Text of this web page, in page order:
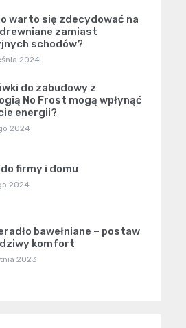
warto się zdecydować na
zamiast
schodów?
2024
do zabudowy z
No Frost mogą wpłynąć
energii?
2024
firmy i domu
2024
bawełniane – postaw
komfort
2023